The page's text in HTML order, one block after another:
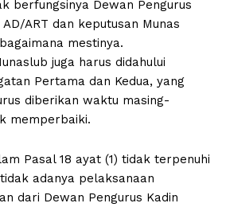
berfungsinya Dewan Pengurus
ART dan keputusan Munas
mestinya.
juga harus didahului
Pertama dan Kedua, yang
diberikan waktu masing-
memperbaiki.
Pasal 18 ayat (1) tidak terpenuhi
adanya pelaksanaan
dari Dewan Pengurus Kadin